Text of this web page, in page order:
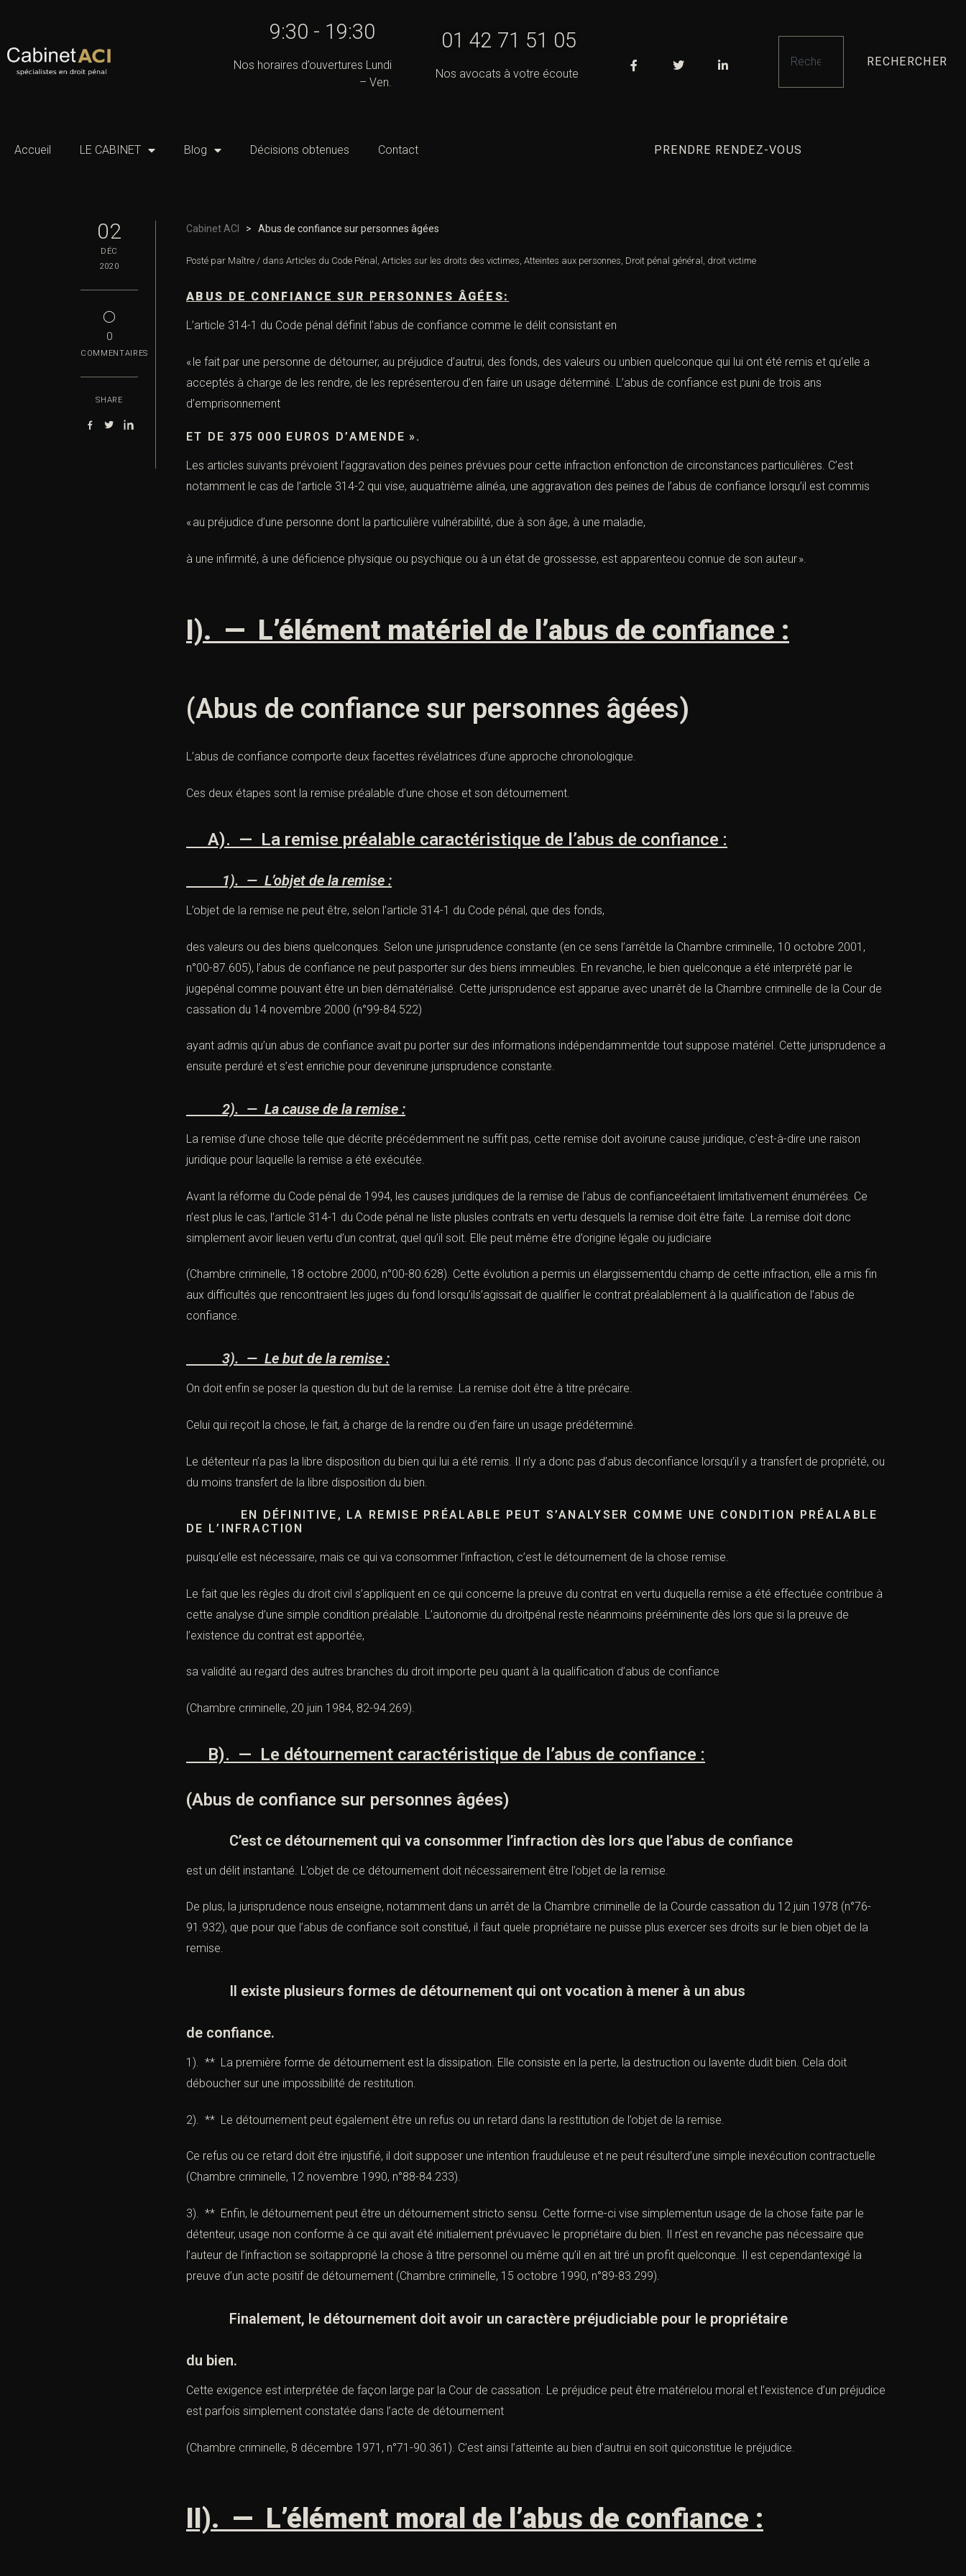
9:30 - 19:30
Nos horaires d’ouvertures Lundi
– Ven.
01 42 71 51 05
Nos avocats à votre écoute
RECHERCHER
Accueil LE CABINET Blog Décisions obtenues Contact PRENDRE RENDEZ-VOUS
02
DÉC
2020
◯
0
COMMENTAIRES
SHARE
Cabinet ACI > Abus de confiance sur personnes âgées
Posté par Maître / dans Articles du Code Pénal , Articles sur les droits des victimes, Atteintes aux personnes, Droit pénal général , droit victime
ABUS DE CONFIANCE SUR PERSONNES ÂGÉES:
L’article 314-1 du Code pénal définit l’abus de confiance comme le délit consistant en
« le fait par une personne de détourner, au préjudice d’autrui, des fonds, des valeurs ou unbien quelconque qui lui ont été remis et qu’elle a
acceptés à charge de les rendre, de les représenterou d’en faire un usage déterminé. L’abus de confiance est puni de trois ans
d’emprisonnement
ET DE 375 000 EUROS D’AMENDE ».
Les articles suivants prévoient l’aggravation des peines prévues pour cette infraction enfonction de circonstances particulières. C’est
notamment le cas de l’article 314-2 qui vise, auquatrième alinéa, une aggravation des peines de l’abus de confiance lorsqu’il est commis
« au préjudice d’une personne dont la particulière vulnérabilité, due à son âge, à une maladie,
à une infirmité, à une déficience physique ou psychique ou à un état de grossesse, est apparenteou connue de son auteur ».
I). — L’élément matériel de l’abus de confiance :
(Abus de confiance sur personnes âgées)
L’abus de confiance comporte deux facettes révélatrices d’une approche chronologique.
Ces deux étapes sont la remise préalable d’une chose et son détournement.
A). — La remise préalable caractéristique de l’abus de confiance :
1). — L’objet de la remise :
L’objet de la remise ne peut être, selon l’article 314-1 du Code pénal, que des fonds,
des valeurs ou des biens quelconques. Selon une jurisprudence constante (en ce sens l’arrêtde la Chambre criminelle, 10 octobre 2001,
n°00-87.605), l’abus de confiance ne peut pasporter sur des biens immeubles. En revanche, le bien quelconque a été interprété par le
jugepénal comme pouvant être un bien dématérialisé. Cette jurisprudence est apparue avec unarrêt de la Chambre criminelle de la Cour de
cassation du 14 novembre 2000 (n°99-84.522)
ayant admis qu’un abus de confiance avait pu porter sur des informations indépendammentde tout suppose matériel. Cette jurisprudence a
ensuite perduré et s’est enrichie pour devenirune jurisprudence constante.
2). — La cause de la remise :
La remise d’une chose telle que décrite précédemment ne suffit pas, cette remise doit avoirune cause juridique, c’est-à-dire une raison
juridique pour laquelle la remise a été exécutée.
Avant la réforme du Code pénal de 1994, les causes juridiques de la remise de l’abus de confianceétaient limitativement énumérées. Ce
n’est plus le cas, l’article 314-1 du Code pénal ne liste plusles contrats en vertu desquels la remise doit être faite. La remise doit donc
simplement avoir lieuen vertu d’un contrat, quel qu’il soit. Elle peut même être d’origine légale ou judiciaire
(Chambre criminelle, 18 octobre 2000, n°00-80.628). Cette évolution a permis un élargissementdu champ de cette infraction, elle a mis fin
aux difficultés que rencontraient les juges du fond lorsqu’ils’agissait de qualifier le contrat préalablement à la qualification de l’abus de
confiance.
3). — Le but de la remise :
On doit enfin se poser la question du but de la remise. La remise doit être à titre précaire.
Celui qui reçoit la chose, le fait, à charge de la rendre ou d’en faire un usage prédéterminé.
Le détenteur n’a pas la libre disposition du bien qui lui a été remis. Il n’y a donc pas d’abus deconfiance lorsqu’il y a transfert de propriété, ou
du moins transfert de la libre disposition du bien.
EN DÉFINITIVE, LA REMISE PRÉALABLE PEUT S’ANALYSER COMME UNE CONDITION PRÉALABLE
DE L’INFRACTION
puisqu’elle est nécessaire, mais ce qui va consommer l’infraction, c’est le détournement de la chose remise.
Le fait que les règles du droit civil s’appliquent en ce qui concerne la preuve du contrat en vertu duquella remise a été effectuée contribue à
cette analyse d’une simple condition préalable. L’autonomie du droitpénal reste néanmoins prééminente dès lors que si la preuve de
l’existence du contrat est apportée,
sa validité au regard des autres branches du droit importe peu quant à la qualification d’abus de confiance
(Chambre criminelle, 20 juin 1984, 82-94.269).
B). — Le détournement caractéristique de l’abus de confiance :
(Abus de confiance sur personnes âgées)
C’est ce détournement qui va consommer l’infraction dès lors que l’abus de confiance
est un délit instantané. L’objet de ce détournement doit nécessairement être l’objet de la remise.
De plus, la jurisprudence nous enseigne, notamment dans un arrêt de la Chambre criminelle de la Courde cassation du 12 juin 1978 (n°76-
91.932), que pour que l’abus de confiance soit constitué, il faut quele propriétaire ne puisse plus exercer ses droits sur le bien objet de la
remise.
Il existe plusieurs formes de détournement qui ont vocation à mener à un abus
de confiance.
1). ** La première forme de détournement est la dissipation. Elle consiste en la perte, la destruction ou lavente dudit bien. Cela doit
déboucher sur une impossibilité de restitution.
2). ** Le détournement peut également être un refus ou un retard dans la restitution de l’objet de la remise.
Ce refus ou ce retard doit être injustifié, il doit supposer une intention frauduleuse et ne peut résulterd’une simple inexécution contractuelle
(Chambre criminelle, 12 novembre 1990, n°88-84.233).
3). ** Enfin, le détournement peut être un détournement stricto sensu. Cette forme-ci vise simplementun usage de la chose faite par le
détenteur, usage non conforme à ce qui avait été initialement prévuavec le propriétaire du bien. Il n’est en revanche pas nécessaire que
l’auteur de l’infraction se soitapproprié la chose à titre personnel ou même qu’il en ait tiré un profit quelconque. Il est cependantexigé la
preuve d’un acte positif de détournement (Chambre criminelle, 15 octobre 1990, n°89-83.299).
Finalement, le détournement doit avoir un caractère préjudiciable pour le propriétaire
du bien.
Cette exigence est interprétée de façon large par la Cour de cassation. Le préjudice peut être matérielou moral et l’existence d’un préjudice
est parfois simplement constatée dans l’acte de détournement
(Chambre criminelle, 8 décembre 1971, n°71-90.361 ). C’est ainsi l’atteinte au bien d’autrui en soit quiconstitue le préjudice.
II). — L’élément moral de l’abus de confiance :